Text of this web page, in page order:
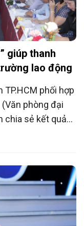
giúp thanh
lao động
TP.HCM phối hợp
phòng đại
chia sẻ kết quả
mềm, hỗ trợ